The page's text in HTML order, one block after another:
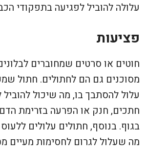
עלולה להוביל לפגיעה בתפקודי
פציעות
חוטים או סרטים שמחוברים
מסוכנים גם הם לחתולים. חתול
עלול להסתבך בו, מה שיכול
חתכים, חנק או הפרעה בזרימת
בגוף. בנוסף, חתולים עלולים
מה שעלול לגרום לחסימות מעיים